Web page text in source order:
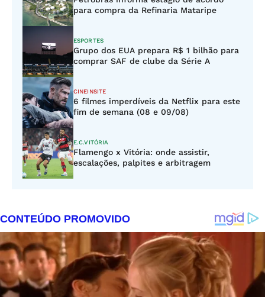
para compra da Refinaria Mataripe
ESPORTES
Grupo dos EUA prepara R$ 1 bilhão para
comprar SAF de clube da Série A
CINEINSITE
6 filmes imperdíveis da Netflix para este
fim de semana (08 e 09/08)
E.C.VITÓRIA
Flamengo x Vitória: onde assistir,
escalações, palpites e arbitragem